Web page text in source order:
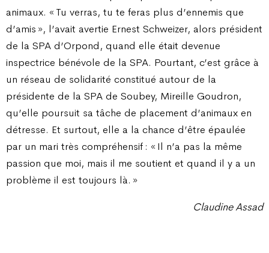
animaux. « Tu verras, tu te feras plus d’ennemis que
d’amis », l’avait avertie Ernest Schweizer, alors président
de la SPA d’Orpond, quand elle était devenue
inspectrice bénévole de la SPA. Pourtant, c’est grâce à
un réseau de solidarité constitué autour de la
présidente de la SPA de Soubey, Mireille Goudron,
qu’elle poursuit sa tâche de placement d’animaux en
détresse. Et surtout, elle a la chance d’être épaulée
par un mari très compréhensif : « Il n’a pas la même
passion que moi, mais il me soutient et quand il y a un
problème il est toujours là. »
Claudine Assad